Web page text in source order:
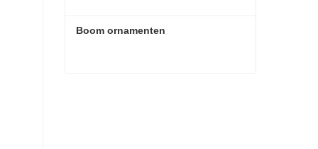
Boom ornamenten